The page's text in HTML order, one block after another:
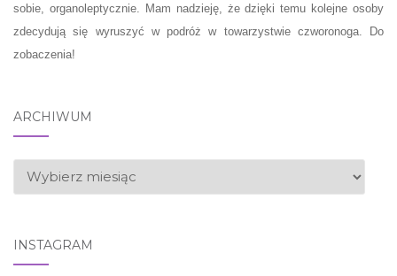
sobie, organoleptycznie. Mam nadzieję, że dzięki temu kolejne osoby
zdecydują się wyruszyć w podróż w towarzystwie czworonoga. Do
zobaczenia!
ARCHIWUM
ARCHIWUM
INSTAGRAM